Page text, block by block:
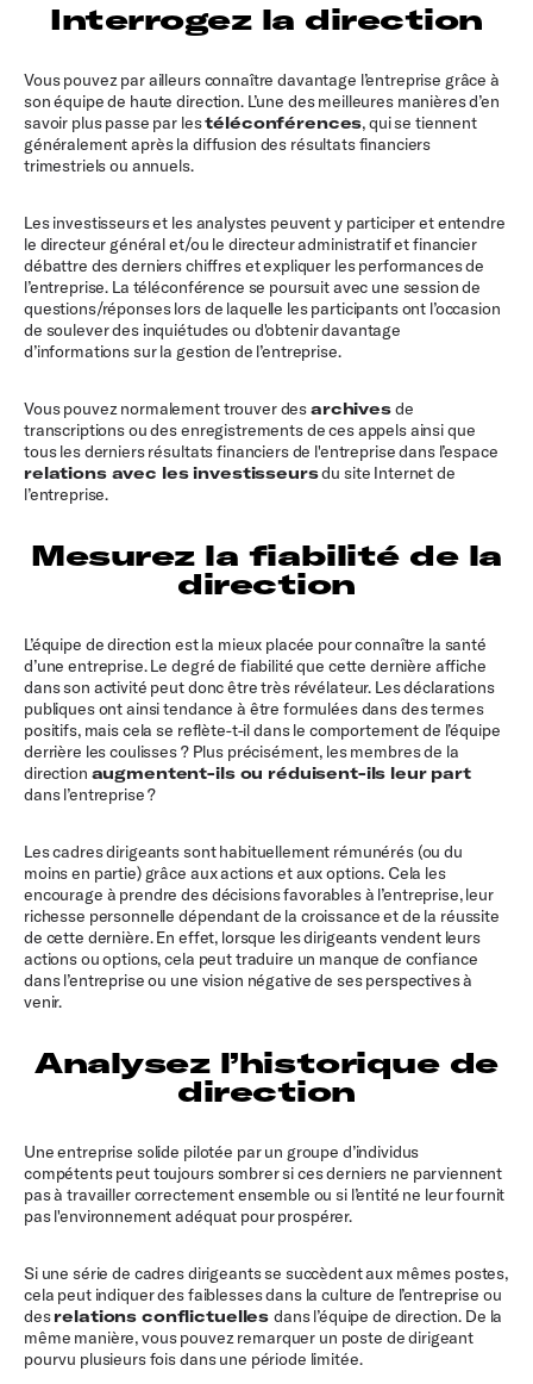
Interrogez la direction
Vous pouvez par ailleurs connaître davantage l’entreprise grâce à
son équipe de haute direction. L’une des meilleures manières d’en
savoir plus passe par lestéléconférences, qui se tiennent
généralement après la diffusion des résultats financiers
trimestriels ou annuels.
Les investisseurs et les analystes peuvent y participer et entendre
le directeur général et/ou le directeur administratif et financier
débattre des derniers chiffres et expliquer les performances de
l’entreprise. La téléconférence se poursuit avec une session de
questions/réponses lors de laquelle les participants ont l’occasion
de soulever des inquiétudes ou d'obtenir davantage
d’informations sur la gestion de l’entreprise.
Vous pouvez normalement trouver desarchivesde
transcriptions ou des enregistrements de ces appels ainsi que
tous les derniers résultats financiers de l'entreprise dans l’espace
relations avec les investisseursdu site Internet de
l’entreprise.
Mesurez la fiabilité de la
direction
L’équipe de direction est la mieux placée pour connaître la santé
d’une entreprise. Le degré de fiabilité que cette dernière affiche
dans son activité peut donc être très révélateur. Les déclarations
publiques ont ainsi tendance à être formulées dans des termes
positifs, mais cela se reflète-t-il dans le comportement de l’équipe
derrière les coulisses ? Plus précisément, les membres de la
direction augmentent-ils ou réduisent-ils leur part
dans l’entreprise ?
Les cadres dirigeants sont habituellement rémunérés (ou du
moins en partie) grâce aux actions et aux options. Cela les
encourage à prendre des décisions favorables à l’entreprise, leur
richesse personnelle dépendant de la croissance et de la réussite
de cette dernière. En effet, lorsque les dirigeants vendent leurs
actions ou options, cela peut traduire un manque de confiance
dans l’entreprise ou une vision négative de ses perspectives à
venir.
Analysez l’historique de
direction
Une entreprise solide pilotée par un groupe d’individus
compétents peut toujours sombrer si ces derniers ne parviennent
pas à travailler correctement ensemble ou si l’entité ne leur fournit
pas l'environnement adéquat pour prospérer.
Si une série de cadres dirigeants se succèdent aux mêmes postes,
cela peut indiquer des faiblesses dans la culture de l’entreprise ou
desrelations conflictuelles dans l’équipe de direction. De la
même manière, vous pouvez remarquer un poste de dirigeant
pourvu plusieurs fois dans une période limitée.